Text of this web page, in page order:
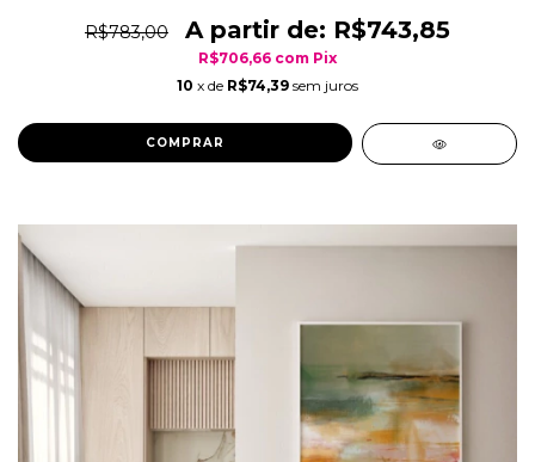
R$783,00 R$743,85
R$706,66 com Pix
10 x de R$74,39 sem juros
COMPRAR